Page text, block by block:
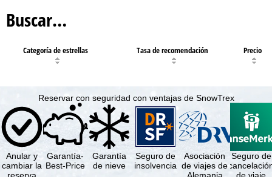
Buscar…
Categoría de estrellas Tasa de recomendación Precio
Reservar con seguridad con ventajas de SnowTrex
Anular y
cambiar la
Garantía-
Best-Price
Garantía
de nieve
Seguro de
insolvencia
Asociación
de viajes de
Seguro de